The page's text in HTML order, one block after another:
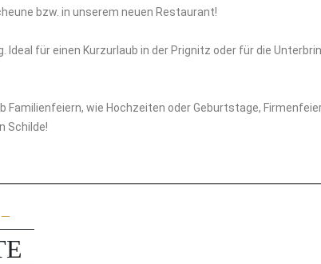
bzw. in unserem neuen Restaurant!
für einen Kurzurlaub in der Prignitz oder für die
wie Hochzeiten oder Geburtstage,
Schilde!